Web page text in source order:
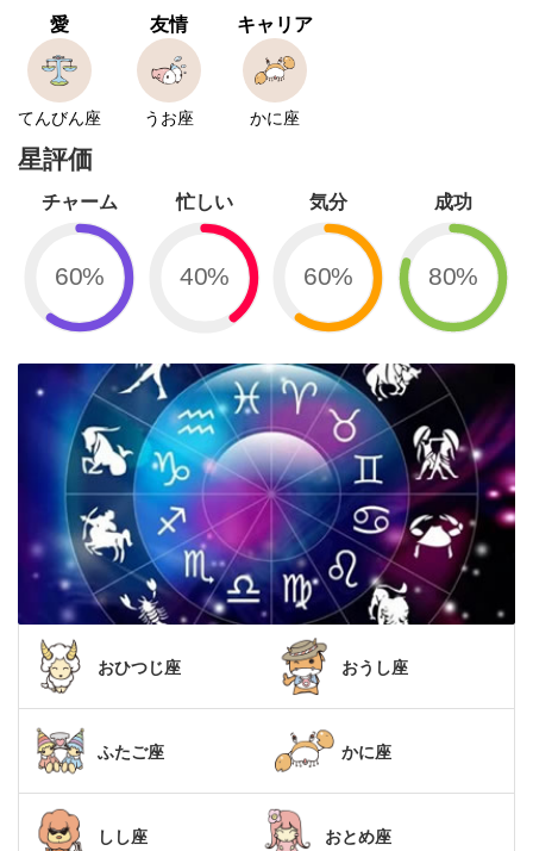
愛
てんびん座
友情
うお座
キャリア
かに座
星評価
チャーム
60%
忙しい
40%
気分
60%
成功
80%
おひつじ座 おうし座
ふたご座 かに座
しし座 おとめ座